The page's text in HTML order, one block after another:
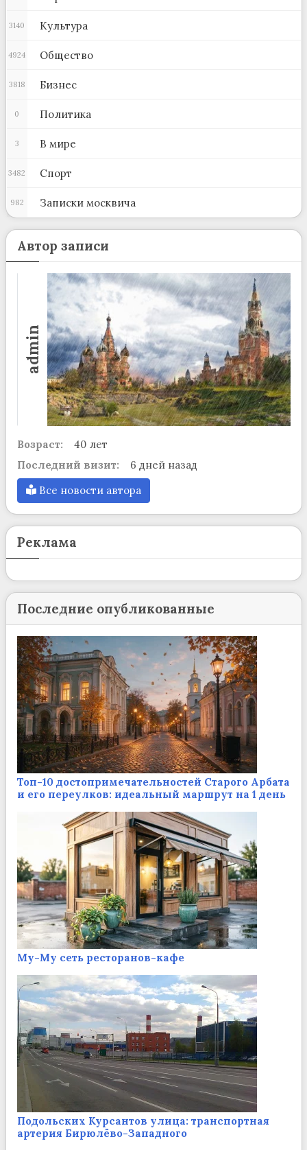
Культура
3140
Общество
4924
Бизнес
3818
Политика
0
В мире
3
Спорт
3482
Записки москвича
982
Автор записи
admin
Возраст:
40 лет
Последний визит:
6 дней назад
Все новости автора
Реклама
Последние опубликованные
Топ-10 достопримечательностей Старого Арбата
и его переулков: идеальный маршрут на 1 день
Му-Му сеть ресторанов-кафе
Подольских Курсантов улица: транспортная
артерия Бирюлёво-Западного